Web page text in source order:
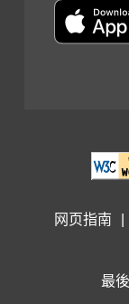
网页指南
最